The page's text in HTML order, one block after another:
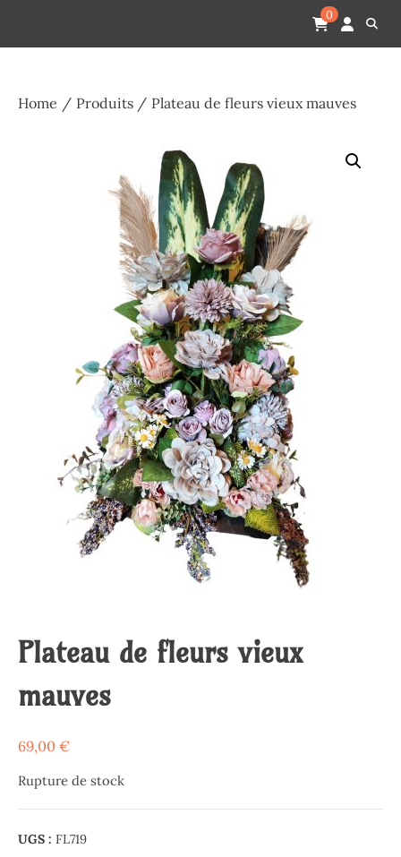
content
Espace Funéraire Michel Gardechaux
0
Home Produits Plateau de fleurs vieux mauves
Plateau de fleurs vieux
mauves
69,00 €
Rupture de stock
UGS : FL719